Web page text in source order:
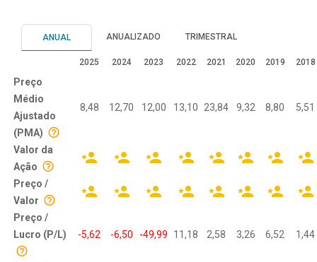
ANUAL ANUALIZADO TRIMESTRAL
2025 2024 2023 2022 2021 2020 2019 2018
Preço
Médio
Ajustado
(PMA)
8,48 12,70 12,00 13,10 23,84 9,32 8,80 5,51
Valor da
Ação
Preço /
Valor
Preço /
Lucro (P/L)
-5,62 -6,50 -49,99 11,18 2,58 3,26 6,52 1,44